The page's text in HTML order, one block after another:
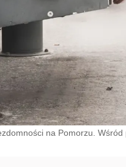
na Pomorzu.